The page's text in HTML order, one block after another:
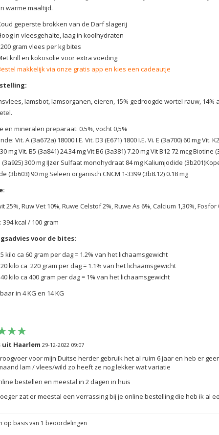
warme maaltijd.
geperste brokken van de Darf slagerij
in vleesgehalte, laag in koolhydraten
gram vlees per kg bites
krill en kokosolie voor extra voeding
makkelijk via onze gratis app en kies een cadeautje
lamsbot, lamsorganen, eieren, 15% gedroogde wortel rauw, 14%
en mineralen preparaat: 0.5%, vocht 0,5%
Vit. A (3a672a) 18000 I.E. Vit. D3 (E671) 1800 I.E. Vi. E (3a700) 60 mg Vit.
mg Vit. B5 (3a841) 24.34 mg Vit B6 (3a381) 7.20 mg Vit B12 72 mcg Biotine
300 mg IJzer Sulfaat monohydraat 84 mg Kaliumjodide
(3b603) 90 mg Seleen organisch CNCM 1-3399 (3b8.12) 0.18 mg
25%, Ruw Vet 10%, Ruwe Celstof 2%, Ruwe As 6%, Calcium 1,30%, Fosfor
394 kcal / 100 gram
voor de bites:
kilo ca 60 gram per dag = 1.2% van het lichaamsgewicht
kilo ca 220 gram per dag = 1.1% van het lichaamsgewicht
kilo ca 400 gram per dag = 1% van het lichaamsgewicht
in 4 KG en 14 KG
uit Haarlem 29-12-2022 09:07
voor mijn Duitse herder gebruik het al ruim 6 jaar en heb er
lam / vlees/wild zo heeft ze nog lekker wat variatie
bestellen en meestal in 2 dagen in huis
zat er meestal een verrassing bij je online bestelling die heb ik al
op basis van 1 beoordelingen